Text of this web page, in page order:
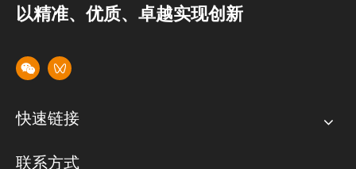
以精准、优质、卓越实现创新
快速链接
联系方式